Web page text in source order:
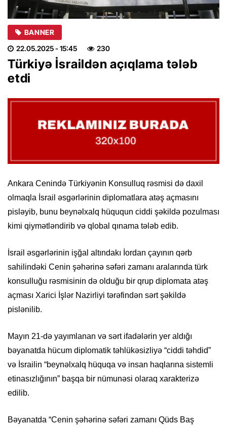
BANNER
22.05.2025- 15:45 230
Türkiyə İsraildən açıqlama tələb
etdi
Ankara Cenində Türkiyənin Konsulluq rəsmisi də daxil
olmaqla İsrail əsgərlərinin diplomatlara atəş açmasını
pisləyib, bunu beynəlxalq hüququn ciddi şəkildə pozulması
kimi qiymətləndirib və qlobal qınama tələb edib.
İsrail əsgərlərinin işğal altındakı İordan çayının qərb
sahilindəki Cenin şəhərinə səfəri zamanı aralarında türk
konsulluğu rəsmisinin də olduğu bir qrup diplomata atəş
açması Xarici İşlər Nazirliyi tərəfindən sərt şəkildə
pislənilib.
Mayın 21-də yayımlanan və sərt ifadələrin yer aldığı
bəyanatda hücum diplomatik təhlükəsizliyə “ciddi təhdid”
və İsrailin “beynəlxalq hüquqa və insan haqlarına sistemli
etinasızlığının” başqa bir nümunəsi olaraq xarakterizə
edilib.
Bəyanatda “Cenin şəhərinə səfəri zamanı Qüds Baş